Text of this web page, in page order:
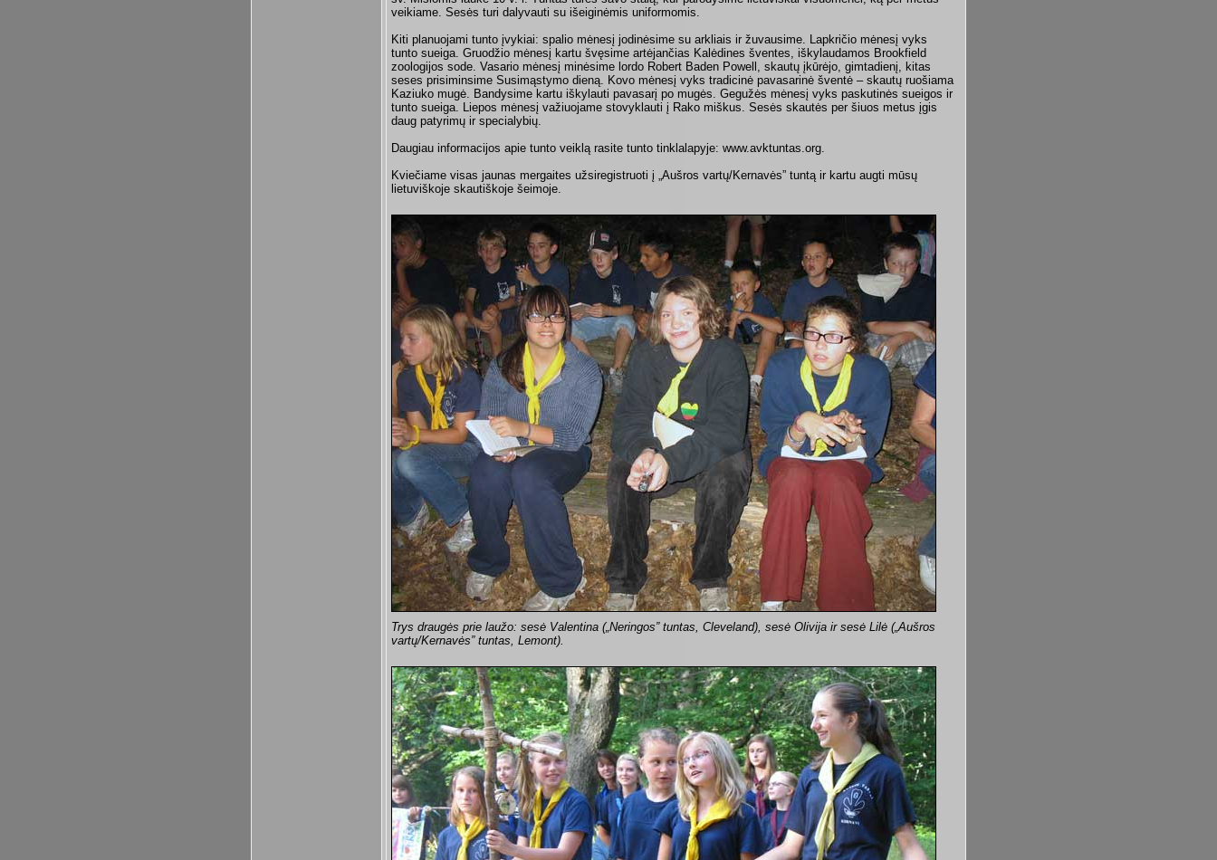
veikiame. Sesės turi dalyvauti su išeiginėmis uniformomis.
Kiti planuojami tunto įvykiai: spalio mėnesį jodinėsime su arkliais ir žuvausime. Lapkričio mėnesį vyks
tunto sueiga. Gruodžio mėnesį kartu švęsime artėjančias Kalėdines šventes, iškylaudamos Brookfield
zoologijos sode. Vasario mėnesį minėsime lordo Robert Baden Powell, skautų įkūrėjo, gimtadienį, kitas
seses prisiminsime Susimąstymo dieną. Kovo mėnesį vyks tradicinė pavasarinė šventė – skautų ruošiama
Kaziuko mugė. Bandysime kartu iškylauti pavasarį po mugės. Gegužės mėnesį vyks paskutinės sueigos ir
tunto sueiga. Liepos mėnesį važiuojame stovyklauti į Rako miškus. Sesės skautės per šiuos metus įgis
daug patyrimų ir specialybių.
Daugiau informacijos apie tunto veiklą rasite tunto tinklalapyje: www.avktuntas.org.
Kviečiame visas jaunas mergaites užsiregistruoti į „Aušros vartų/Kernavės” tuntą ir kartu augti mūsų
lietuviškoje skautiškoje šeimoje.
Trys draugės prie laužo: sesė Valentina („Neringos” tuntas, Cleveland), sesė Olivija ir sesė Lilė („Aušros
vartų/Kernavės” tuntas, Lemont).